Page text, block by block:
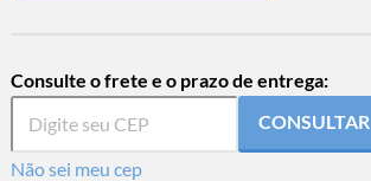
Consulte o frete e o prazo de entrega:
CONSULTAR
Não sei meu cep